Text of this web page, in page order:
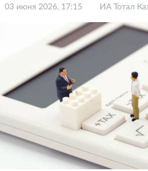
03 июня 2026, 17:15 ИА Тотал